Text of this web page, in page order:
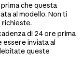
che questa
al modello. Non ti
di 24 ore prima
inviata al
queste